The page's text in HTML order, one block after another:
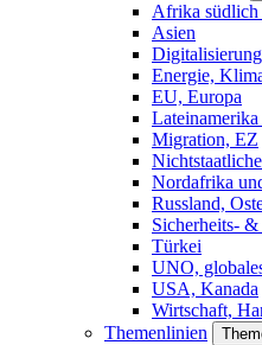
Afrika südlich
Asien
Energie,
EU, Europa
Migration, EZ
Nordafrika
Russland,
Sicherheits-
Türkei
UNO,
USA, Kanada
Wirtschaft,
Themenlinien